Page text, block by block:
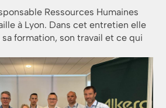
Ressources Humaines
à Lyon. Dans cet entretien elle
formation, son travail et ce qui